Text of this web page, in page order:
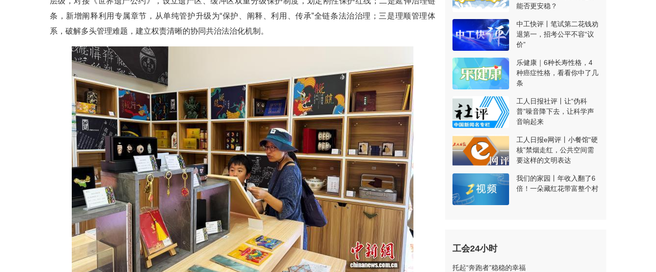
条，新增阐释利用专属章节，从单纯管护升级为“保护、阐释、利用、传承”全链条法治治理；三是理顺管理体
系，破解多头管理难题，建立权责清晰的协同共治法治化机制。
能否更安稳？
中工快评丨笔试第二花钱劝
退第一，招考公平不容“议
价”
乐健康｜6种长寿性格，4
种癌症性格，看看你中了几
条
工人日报社评丨让“伪科
普”噪音降下去，让科学声
音响起来
工人日报e网评丨小餐馆“硬
核”禁烟走红，公共空间需
要这样的文明表达
我们的家园丨年收入翻了6
倍！一朵藏红花带富整个村
工会24小时
托起“奔跑者”稳稳的幸福